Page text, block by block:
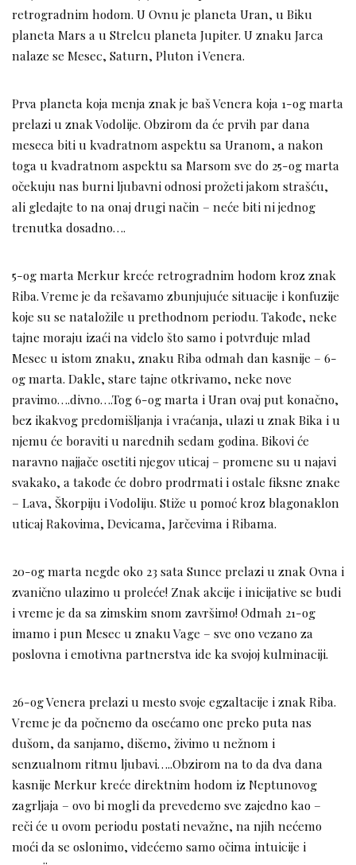
retrogradnim hodom. U Ovnu je planeta Uran, u Biku
planeta Mars a u Strelcu planeta Jupiter. U znaku Jarca
nalaze se Mesec, Saturn, Pluton i Venera.
Prva planeta koja menja znak je baš Venera koja 1-og marta
prelazi u znak Vodolije. Obzirom da će prvih par dana
meseca biti u kvadratnom aspektu sa Uranom, a nakon
toga u kvadratnom aspektu sa Marsom sve do 25-og marta
očekuju nas burni ljubavni odnosi prožeti jakom strašću,
ali gledajte to na onaj drugi način – neće biti ni jednog
trenutka dosadno….
5-og marta Merkur kreće retrogradnim hodom kroz znak
Riba. Vreme je da rešavamo zbunjujuće situacije i konfuzije
koje su se nataložile u prethodnom periodu. Takođe, neke
tajne moraju izaći na videlo što samo i potvrđuje mlad
Mesec u istom znaku, znaku Riba odmah dan kasnije – 6-
og marta. Dakle, stare tajne otkrivamo, neke nove
pravimo….divno….Tog 6-og marta i Uran ovaj put konačno,
bez ikakvog predomišljanja i vraćanja, ulazi u znak Bika i u
njemu će boraviti u narednih sedam godina. Bikovi će
naravno najjače osetiti njegov uticaj – promene su u najavi
svakako, a takođe će dobro prodrmati i ostale fiksne znake
– Lava, Škorpiju i Vodoliju. Stiže u pomoć kroz blagonaklon
uticaj Rakovima, Devicama, Jarčevima i Ribama.
20-og marta negde oko 23 sata Sunce prelazi u znak Ovna i
zvanično ulazimo u proleće! Znak akcije i inicijative se budi
i vreme je da sa zimskim snom završimo! Odmah 21-og
imamo i pun Mesec u znaku Vage – sve ono vezano za
poslovna i emotivna partnerstva ide ka svojoj kulminaciji.
26-og Venera prelazi u mesto svoje egzaltacije i znak Riba.
Vreme je da počnemo da osećamo one preko puta nas
dušom, da sanjamo, dišemo, živimo u nežnom i
senzualnom ritmu ljubavi…..Obzirom na to da dva dana
kasnije Merkur kreće direktnim hodom iz Neptunovog
zagrljaja – ovo bi mogli da prevedemo sve zajedno kao –
reči će u ovom periodu postati nevažne, na njih nećemo
moći da se oslonimo, videćemo samo očima intuicije i